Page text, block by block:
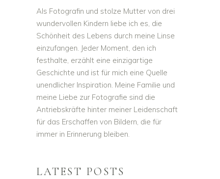
Als Fotografin und stolze Mutter von drei
wundervollen Kindern liebe ich es, die
Schönheit des Lebens durch meine Linse
einzufangen. Jeder Moment, den ich
festhalte, erzählt eine einzigartige
Geschichte und ist für mich eine Quelle
unendlicher Inspiration. Meine Familie und
meine Liebe zur Fotografie sind die
Antriebskräfte hinter meiner Leidenschaft
für das Erschaffen von Bildern, die für
immer in Erinnerung bleiben.
LATEST POSTS